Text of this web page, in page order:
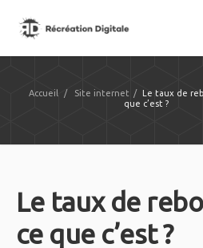
Accueil / Site internet /
Le taux de
que c’est ?
Le taux de
ce que c’est ?